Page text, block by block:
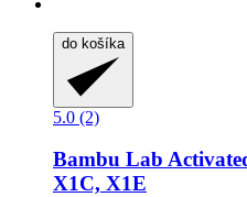
do košíka
5.0 (2)
Bambu Lab
X1C, X1E